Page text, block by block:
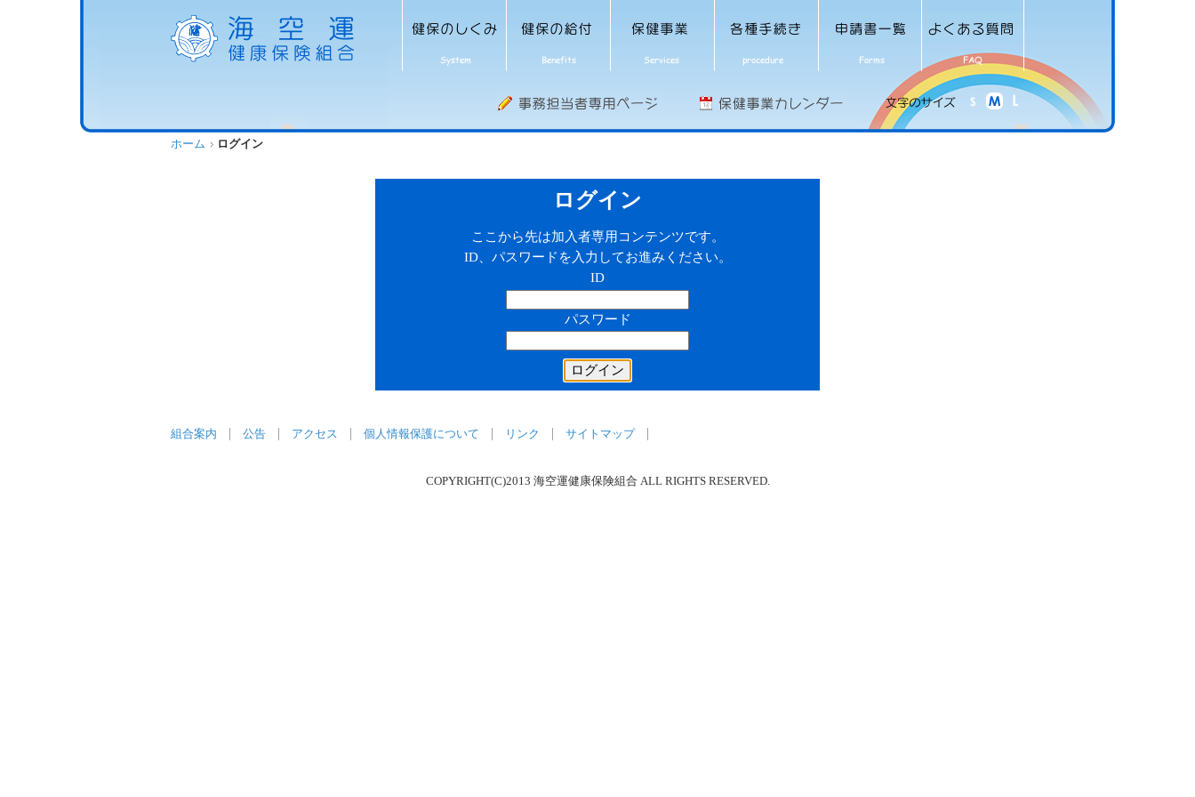
ホーム ログイン
ログイン
ここから先は加入者専用コンテンツです。
ID、パスワードを入力してお進みください。
ID
パスワード
組合案内 公告 アクセス 個人情報保護について リンク サイトマップ
COPYRIGHT(C)2013 海空運健康保険組合 ALL RIGHTS RESERVED.